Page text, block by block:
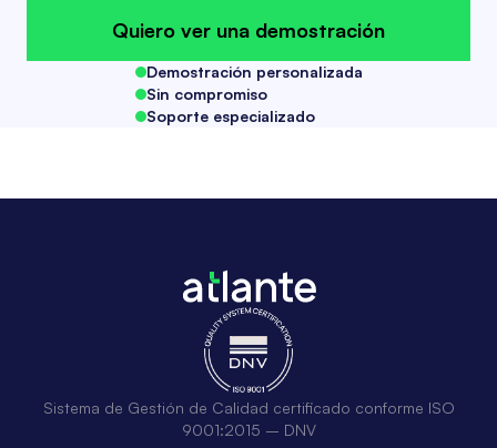
Quiero ver una demostración
Demostración personalizada
Sin compromiso
Soporte especializado
Sistema de Gestión de Calidad certificado conforme ISO
9001:2015 – DNV